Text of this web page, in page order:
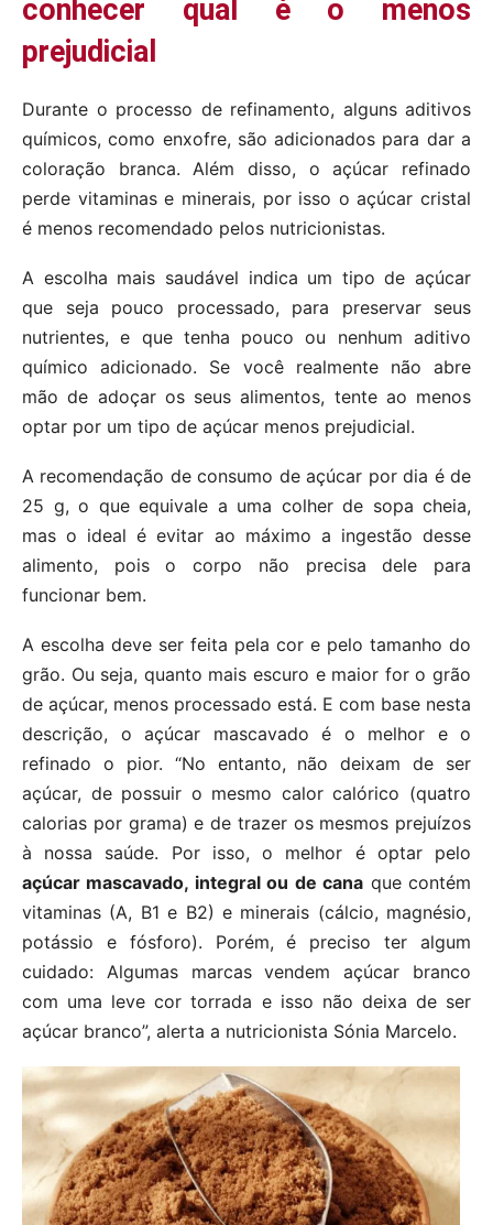
conhecer qual é o menos
prejudicial
Durante o processo de refinamento, alguns aditivos
químicos, como enxofre, são adicionados para dar a
coloração branca. Além disso, o açúcar refinado
perde vitaminas e minerais, por isso o açúcar cristal
é menos recomendado pelos nutricionistas.
A escolha mais saudável indica um tipo de açúcar
que seja pouco processado, para preservar seus
nutrientes, e que tenha pouco ou nenhum aditivo
químico adicionado. Se você realmente não abre
mão de adoçar os seus alimentos, tente ao menos
optar por um tipo de açúcar menos prejudicial.
A recomendação de consumo de açúcar por dia é de
25 g, o que equivale a uma colher de sopa cheia,
mas o ideal é evitar ao máximo a ingestão desse
alimento, pois o corpo não precisa dele para
funcionar bem.
A escolha deve ser feita pela cor e pelo tamanho do
grão. Ou seja, quanto mais escuro e maior for o grão
de açúcar, menos processado está. E com base nesta
descrição, o açúcar mascavado é o melhor e o
refinado o pior. “No entanto, não deixam de ser
açúcar, de possuir o mesmo calor calórico (quatro
calorias por grama) e de trazer os mesmos prejuízos
à nossa saúde. Por isso, o melhor é optar pelo
açúcar mascavado, integral ou de cana que contém
vitaminas (A, B1 e B2) e minerais (cálcio, magnésio,
potássio e fósforo). Porém, é preciso ter algum
cuidado: Algumas marcas vendem açúcar branco
com uma leve cor torrada e isso não deixa de ser
açúcar branco”, alerta a nutricionista Sónia Marcelo.